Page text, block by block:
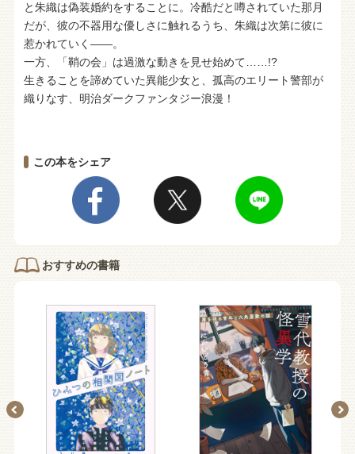
と朱織は偽装婚約をすることに。冷酷だと噂されていた那月
だが、彼の不器用な優しさに触れるうち、朱織は次第に彼に
惹かれていく――。
一方、「鞘の会」は過激な動きを見せ始めて……!?
生きることを諦めていた異能少女と、孤高のエリート警部が
織りなす、明治ダークファンタジー浪漫！
この本をシェア
おすすめの書籍